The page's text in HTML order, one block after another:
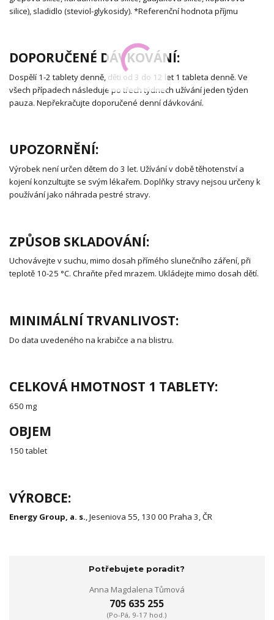
silice), sladidlo (steviol-glykosidy). *Referenční hodnota příjmu
DOPORUČENÉ DÁVKOVÁNÍ:
Dospělí 1-2 tablety denně, děti od 3 do 12 let 1 tableta denně. Ve
všech případech následuje po třech týdnech užívání jeden týden
pauza. Nepřekračujte doporučené denní dávkování.
UPOZORNĚNÍ:
Výrobek není určen dětem do 3 let. Užívání v době těhotenství a
kojení konzultujte se svým lékařem. Doplňky stravy nejsou určeny k
používání jako náhrada pestré stravy.
ZPŮSOB SKLADOVÁNÍ:
Uchovávejte v suchu, mimo dosah přímého slunečního záření, při
teplotě 10-25 °C. Chraňte před mrazem. Ukládejte mimo dosah dětí.
MINIMÁLNÍ TRVANLIVOST:
Do data uvedeného na krabičce a na blistru.
CELKOVÁ HMOTNOST 1 TABLETY:
650 mg
OBJEM
150 tablet
VÝROBCE:
Energy Group, a. s., Jeseniova 55, 130 00 Praha 3, ČR
Potřebujete poradit?
Anna Magdalena Tůmová
705 635 255
(Po-Pá, 9-17 hod.)